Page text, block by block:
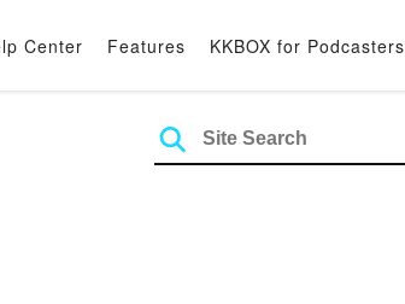
Center Features KKBOX for Podcasters